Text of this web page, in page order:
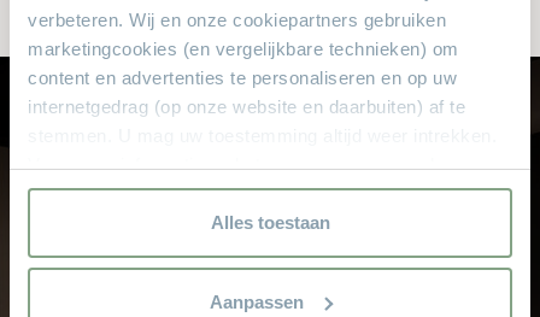
verbeteren. Wij en onze cookiepartners gebruiken
marketingcookies (en vergelijkbare technieken) om
content en advertenties te personaliseren en op uw
internetgedrag (op onze website en daarbuiten) af te
Voor meer informatie en het aanpassen van uw keuze op
onze website verwijzen wij u naar onze
Alles toestaan
Aanpassen
Let op: zorg dat alle velden met een * zijn ingevuld.
Laat je professioneel adviseren
bij Theo Stet
uw droominterieur.